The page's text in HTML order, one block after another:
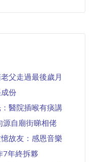
父走過最後歲月
份
醫院插喉有痰講
源自廟街睇相佬
故友：感恩音樂
7年終拆夥